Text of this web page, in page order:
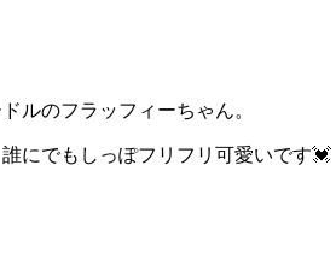
ルのフラッフィーちゃん。
にでもしっぽフリフリ可愛いです💓